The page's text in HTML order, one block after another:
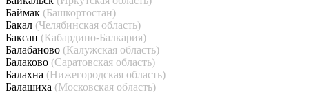
Баймак (Башкортостан)
Бакал (Челябинская область)
Баксан (Кабардино-Балкария)
Балабаново (Калужская область)
Балаково (Саратовская область)
Балахна (Нижегородская область)
Балашиха (Московская область)